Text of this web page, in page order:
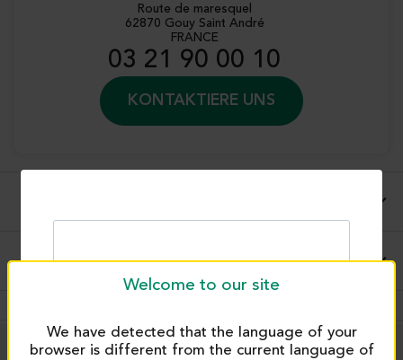
Route de maresquel
62870 Gouy Saint André
FRANCE
03 21 90 00 10
KONTAKTIERE UNS
Hinweise zur Verwendung und Anwendungen
Welcome to our site
We have detected that the language of your
browser is different from the current language of